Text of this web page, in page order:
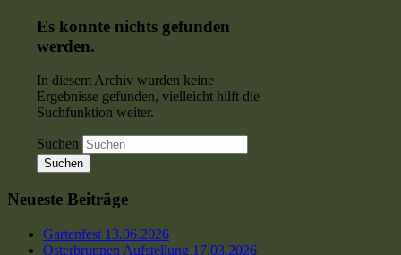
Es konnte nichts gefunden
werden.
In diesem Archiv wurden keine
Ergebnisse gefunden, vielleicht hilft die
Suchfunktion weiter.
Suchen
Neueste Beiträge
Gartenfest 13.06.2026
Osterbrunnen Aufstellung 17.03.2026